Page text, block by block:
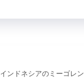
ンドネシアのミーゴレン